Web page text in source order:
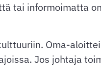
tai informoimatta
Oma-
Jos johtaja